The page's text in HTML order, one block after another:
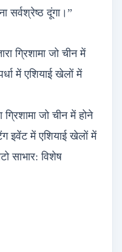
सर्वश्रेष्ठ दूंगा।”
जो चीन में होने
इवेंट में एशियाई खेलों में
साभार: विशेष